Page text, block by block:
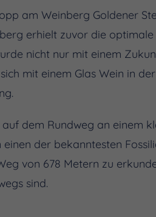
am Weinberg Goldener
erhielt zuvor die
nicht nur mit einem
mit einem Glas Wein in
dem Rundweg an einem
der bekanntesten
von 678 Metern zu
sind.